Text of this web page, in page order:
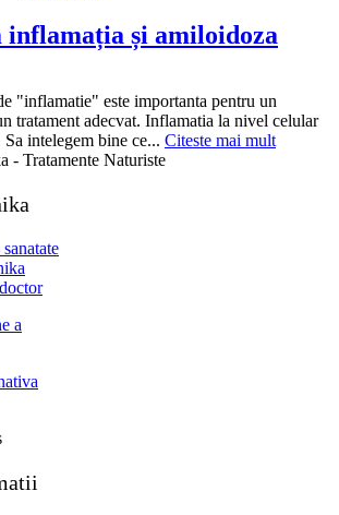
inflamația și amiloidoza
"inflamatie" este importanta pentru un
tratament adecvat. Inflamatia la nivel celular
intelegem bine ce... Citeste mai mult